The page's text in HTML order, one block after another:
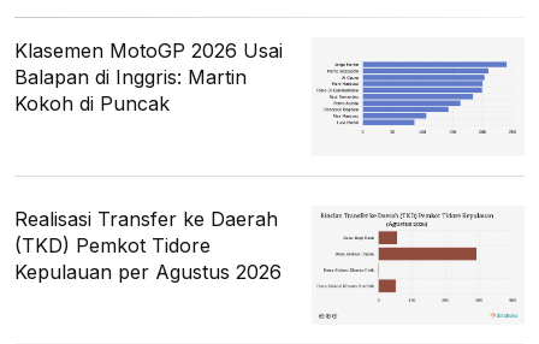
Klasemen MotoGP 2026 Usai
Balapan di Inggris: Martin
Kokoh di Puncak
Realisasi Transfer ke Daerah
(TKD) Pemkot Tidore
Kepulauan per Agustus 2026